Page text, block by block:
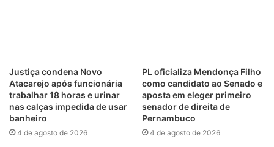
Justiça condena Novo
Atacarejo após funcionária
trabalhar 18 horas e urinar
nas calças impedida de usar
banheiro
4 de agosto de 2026
PL oficializa Mendonça Filho
como candidato ao Senado e
aposta em eleger primeiro
senador de direita de
Pernambuco
4 de agosto de 2026